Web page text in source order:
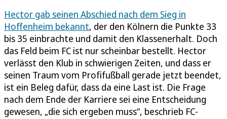
Hector gab seinen Abschied nach dem Sieg in
Hoffenheim bekannt, der den Kölnern die Punkte 33
bis 35 einbrachte und damit den Klassenerhalt. Doch
das Feld beim FC ist nur scheinbar bestellt. Hector
verlässt den Klub in schwierigen Zeiten, und dass er
seinen Traum vom Profifußball gerade jetzt beendet,
ist ein Beleg dafür, dass da eine Last ist. Die Frage
nach dem Ende der Karriere sei eine Entscheidung
gewesen, „die sich ergeben muss“, beschrieb FC-